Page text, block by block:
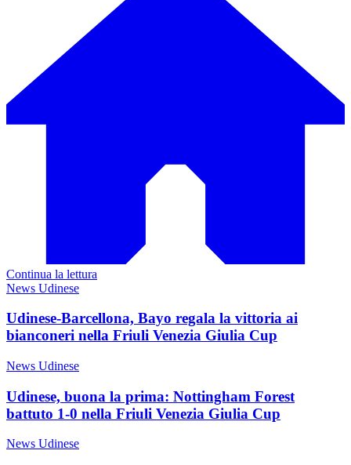
Continua la lettura
News Udinese
Udinese-Barcellona, Bayo regala la vittoria ai
bianconeri nella Friuli Venezia Giulia Cup
News Udinese
Udinese, buona la prima: Nottingham Forest
battuto 1-0 nella Friuli Venezia Giulia Cup
News Udinese